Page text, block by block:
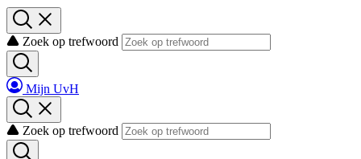
Zoek op trefwoord
Mijn UvH
Zoek op trefwoord